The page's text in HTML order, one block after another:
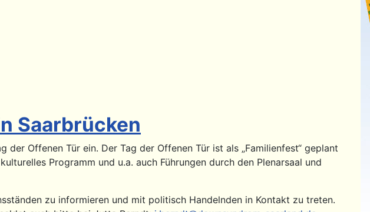
Saarbrücken
Offenen Tür ein. Der Tag der Offenen Tür ist als „Familienfest“ geplant
Programm und u.a. auch Führungen durch den Plenarsaal und
zu informieren und mit politisch Handelnden in Kontakt zu treten.